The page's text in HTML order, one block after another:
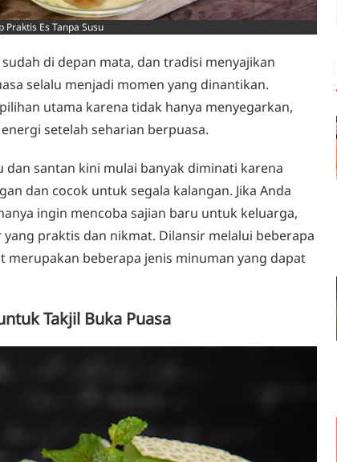
Es Tanpa Susu
sudah di depan mata, dan tradisi menyajikan
selalu menjadi momen yang dinantikan.
utama karena tidak hanya menyegarkan,
setelah seharian berpuasa.
dan santan kini mulai banyak diminati karena
dan cocok untuk segala kalangan. Jika Anda
ingin mencoba sajian baru untuk keluarga,
praktis dan nikmat. Dilansir melalui beberapa
merupakan beberapa jenis minuman yang dapat
Takjil Buka Puasa